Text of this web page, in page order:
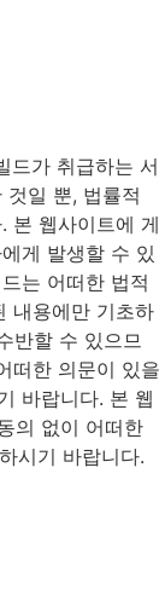
드가 취급하는 서
일 뿐, 법률적
본 웹사이트에 게
게 발생할 수 있
는 어떠한 법적
내용에만 기초하
반할 수 있으므
떠한 의문이 있을
바랍니다. 본 웹
의 없이 어떠한
시기 바랍니다.